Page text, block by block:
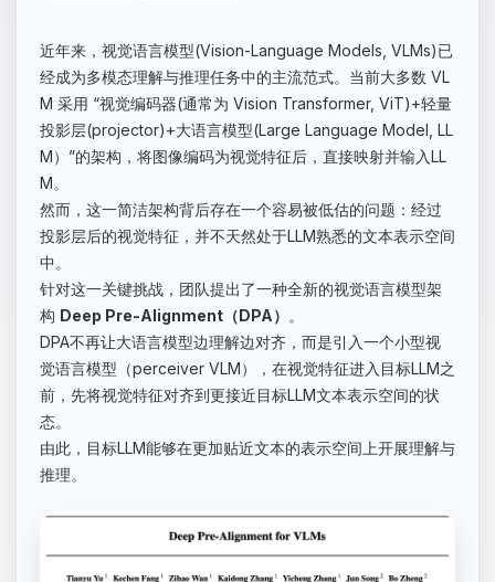
近年来，视觉语言模型(Vision-Language Models, VLMs)已
经成为多模态理解与推理任务中的主流范式。当前大多数 VL
M 采用 “视觉编码器(通常为 Vision Transformer, ViT)+轻量
投影层(projector)+大语言模型(Large Language Model, LL
M）”的架构，将图像编码为视觉特征后，直接映射并输入LL
M。
然而，这一简洁架构背后存在一个容易被低估的问题：经过
投影层后的视觉特征，并不天然处于LLM熟悉的文本表示空间
中。
针对这一关键挑战，团队提出了一种全新的视觉语言模型架
构 Deep Pre-Alignment（DPA） 。
DPA不再让大语言模型边理解边对齐，而是引入一个小型视
觉语言模型（perceiver VLM），在视觉特征进入目标LLM之
前，先将视觉特征对齐到更接近目标LLM文本表示空间的状
态。
由此，目标LLM能够在更加贴近文本的表示空间上开展理解与
推理。